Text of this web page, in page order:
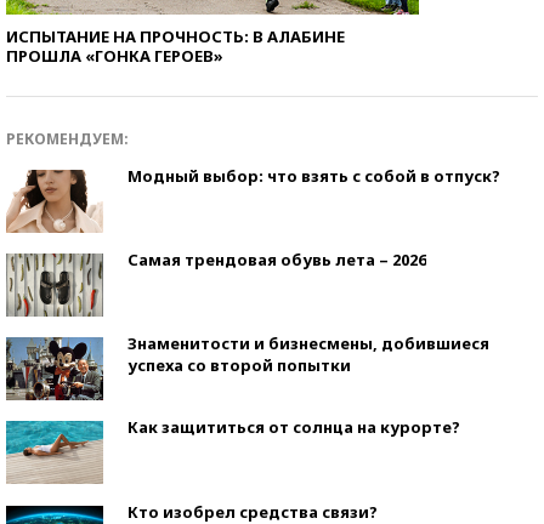
ИСПЫТАНИЕ НА ПРОЧНОСТЬ: В АЛАБИНЕ
ПРОШЛА «ГОНКА ГЕРОЕВ»
РЕКОМЕНДУЕМ:
Модный выбор: что взять с собой в отпуск?
Самая трендовая обувь лета – 2026
Знаменитости и бизнесмены, добившиеся
успеха со второй попытки
Как защититься от солнца на курорте?
Кто изобрел средства связи?